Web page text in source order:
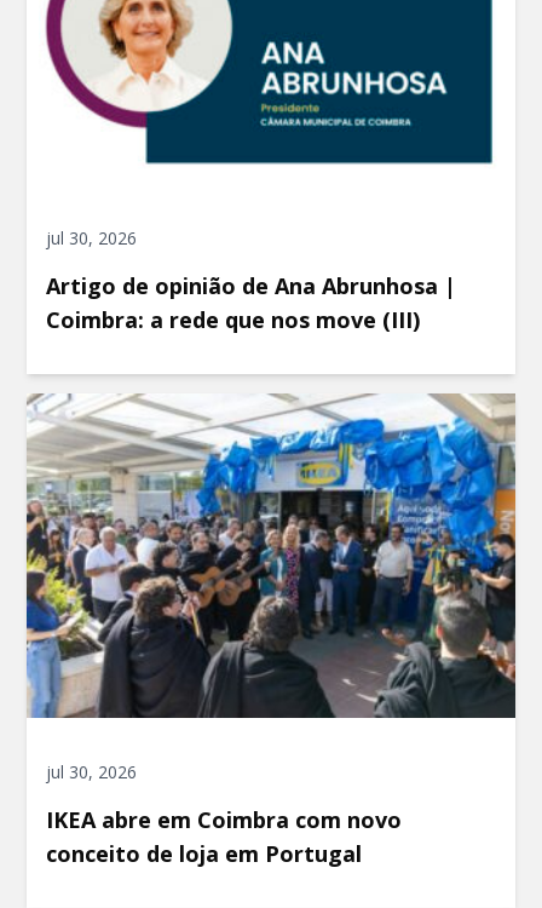
jul 30, 2026
Artigo de opinião de Ana Abrunhosa |
Coimbra: a rede que nos move (III)
jul 30, 2026
IKEA abre em Coimbra com novo
conceito de loja em Portugal